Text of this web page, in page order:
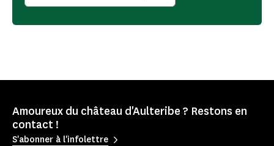
Amoureux du château d'Aulteribe ? Restons en
contact !
S'abonner à l'infolettre